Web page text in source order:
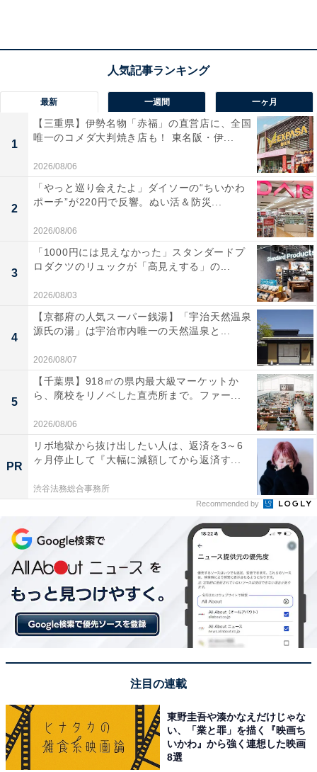
設連絡バス（無料）小垣江・依佐美線「フローラルガー
デンよさみ」下車（約23分）
車：名鉄三河線「刈谷駅」より南へ約3km。無料駐車場
421台（正面79台・南側臨時187台・北側臨時136台・記
電話番号：0566-29-4330
料金
入園無料・駐車場無料（421台）
ミニSL：100円/回（土日祝のみ・冬期運休あり）
※こどもの日（5月5日）とミニSL日（毎月第1日曜日）
は無料運行
あわせて読みたい
【愛知県】3公園すべて入園無料！ 70mロー
ラー滑り台、高さ138mの展望タワーも…1日
楽しめる大型公園3選
ゴーカート50円・実物消防車・ローラー滑り台も
最新 一週間 一ヶ月
1
【三重県】伊勢名物「赤福」の直営店に、全国
唯一のコメダ大判焼き店も！ 東名阪・伊...
2026/08/06
2
「やっと巡り会えたよ」ダイソーの“ちいかわ
ポーチ”が220円で反響。ぬい活＆防災...
2026/08/06
3
「1000円には見えなかった」スタンダードプ
ロダクツのリュックが「高見えする」の...
2026/08/03
4
【京都府の人気スーパー銭湯】「宇治天然温泉
源氏の湯」は宇治市内唯一の天然温泉と...
2026/08/07
5
【千葉県】918㎡の県内最大級マーケットか
ら、廃校をリノベした直売所まで。ファー...
2026/08/06
PR
リボ地獄から抜け出したい人は、返済を3～6
ヶ月停止して『大幅に減額してから返済す...
渋谷法務総合事務所
Recommended by
注目の連載
東野圭吾や湊かなえだけじゃな
い、「業と罪」を描く『映画ち
いかわ』から強く連想した映画
8選